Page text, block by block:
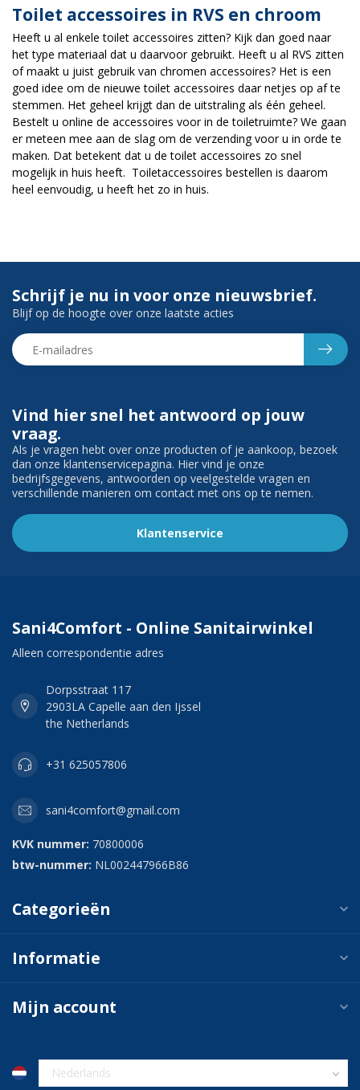
Toilet accessoires in RVS en chroom
Heeft u al enkele toilet accessoires zitten? Kijk dan goed naar
het type materiaal dat u daarvoor gebruikt. Heeft u al RVS zitten
of maakt u juist gebruik van chromen accessoires? Het is een
goed idee om de nieuwe toilet accessoires daar netjes op af te
stemmen. Het geheel krijgt dan de uitstraling als één geheel.
Bestelt u online de accessoires voor in de toiletruimte? We gaan
er meteen mee aan de slag om de verzending voor u in orde te
maken. Dat betekent dat u de toilet accessoires zo snel
mogelijk in huis heeft. Toiletaccessoires bestellen is daarom
heel eenvoudig, u heeft het zo in huis.
Vind hier snel het antwoord op jouw
vraag.
Als je vragen hebt over onze producten of je aankoop, bezoek
dan onze klantenservicepagina. Hier vind je onze
bedrijfsgegevens, antwoorden op veelgestelde vragen en
verschillende manieren om contact met ons op te nemen.
Klantenservice
Schrijf je nu in voor onze nieuwsbrief.
Blijf op de hoogte over onze laatste acties
Sani4Comfort - Online Sanitairwinkel
Alleen correspondentie adres
Dorpsstraat 117
2903LA Capelle aan den Ijssel
the Netherlands
+31 625057806
sani4comfort@gmail.com
KVK nummer: 70800006
btw-nummer: NL002447966B86
Categorieën
Informatie
Mijn account